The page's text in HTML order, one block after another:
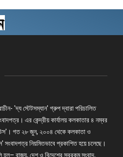
'দ্য স্টেটসম্যান' গ্রুপ দ্বারা পরিচালিত
এর কেন্দ্রীয় কার্যালয় কলকাতার ৪ নম্বর
গত ২৮ জুন, ২০০৪ থেকে কলকাতা ও
সংবাদপত্র নিয়মিতভাবে প্রকাশিত হয়ে চলেছে।
হল– রাজ্য, দেশ ও বিদেশের সবরকম সংবাদ,